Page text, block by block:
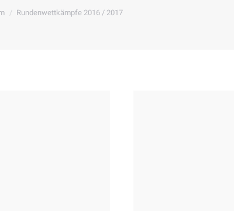
Rundenwettkämpfe 2016 / 2017